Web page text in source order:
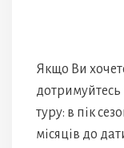
Якщо Ви
туру: в пік
місяців до